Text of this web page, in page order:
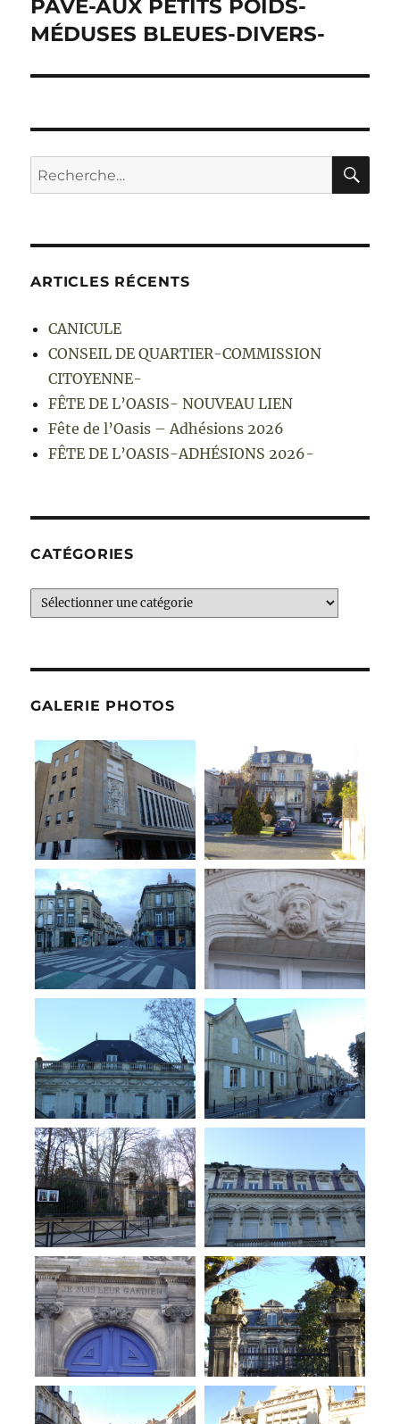
PAVE-AUX PETITS POIDS-
MÉDUSES BLEUES-DIVERS-
Recherche
pour :
ARTICLES RÉCENTS
CANICULE
CONSEIL DE QUARTIER-COMMISSION
CITOYENNE-
FÊTE DE L’OASIS- NOUVEAU LIEN
Fête de l’Oasis – Adhésions 2026
FÊTE DE L’OASIS-ADHÉSIONS 2026-
CATÉGORIES
Catégories
GALERIE PHOTOS